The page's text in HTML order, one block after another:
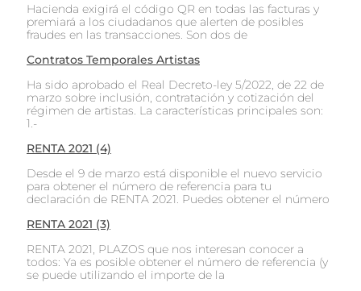
Hacienda exigirá el código QR en todas las facturas y
premiará a los ciudadanos que alerten de posibles
fraudes en las transacciones. Son dos de
Contratos Temporales Artistas
Ha sido aprobado el Real Decreto-ley 5/2022, de 22 de
marzo sobre inclusión, contratación y cotización del
régimen de artistas. La características principales son:
1.-
RENTA 2021 (4)
Desde el 9 de marzo está disponible el nuevo servicio
para obtener el número de referencia para tu
declaración de RENTA 2021. Puedes obtener el número
RENTA 2021 (3)
RENTA 2021, PLAZOS que nos interesan conocer a
todos: Ya es posible obtener el número de referencia (y
se puede utilizando el importe de la